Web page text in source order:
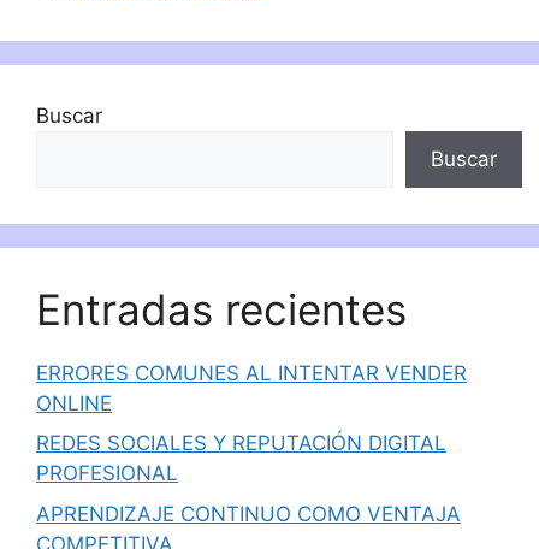
Buscar
Buscar
Entradas recientes
ERRORES COMUNES AL INTENTAR VENDER
ONLINE
REDES SOCIALES Y REPUTACIÓN DIGITAL
PROFESIONAL
APRENDIZAJE CONTINUO COMO VENTAJA
COMPETITIVA